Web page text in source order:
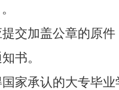
交加盖公章的原件
书。
家承认的大专毕